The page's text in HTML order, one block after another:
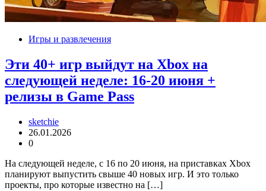
Игры и развлечения
Эти 40+ игр выйдут на Xbox на
следующей неделе: 16-20 июня +
релизы в Game Pass
sketchie
26.01.2026
0
На следующей неделе, с 16 по 20 июня, на приставках Xbox
планируют выпустить свыше 40 новых игр. И это только
проекты, про которые известно на […]